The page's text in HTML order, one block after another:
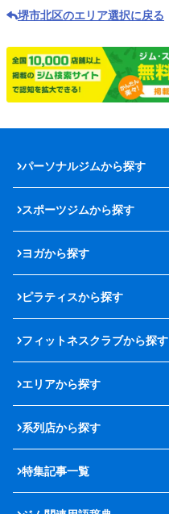
堺市北区のエリア選択に戻る
パーソナルジムから探す
スポーツジムから探す
ヨガから探す
ピラティスから探す
フィットネスクラブから探す
エリアから探す
系列店から探す
特集記事一覧